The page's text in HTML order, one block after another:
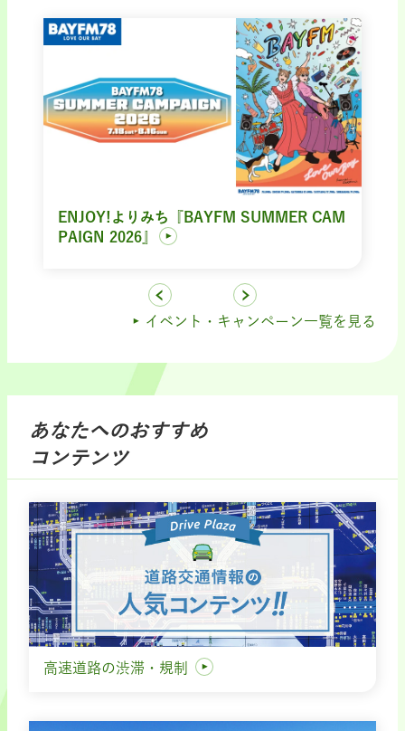
ENJOY!よりみち『BAYFM SUMMER CAM
PAIGN 2026』
イベント・キャンペーン一覧を見る
あなたへのおすすめ
コンテンツ
高速道路の渋滞・規制